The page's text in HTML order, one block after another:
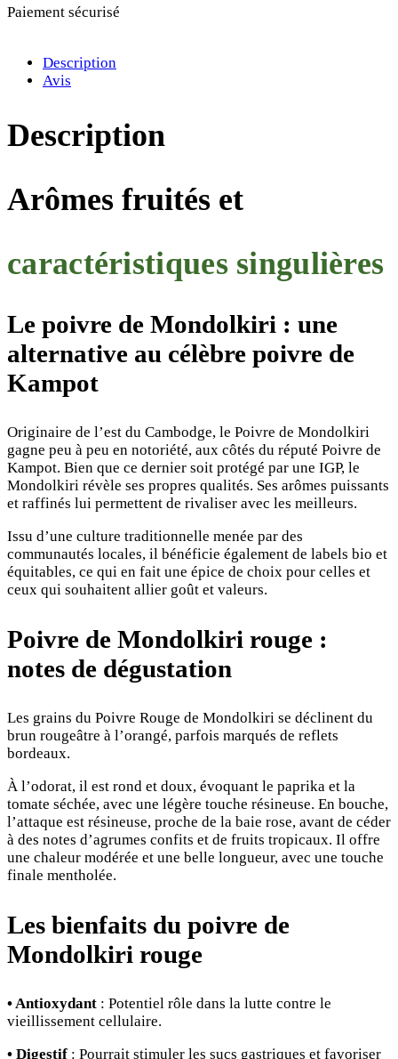
Paiement sécurisé
Description
Avis
Description
Arômes fruités et
caractéristiques singulières
Le poivre de Mondolkiri : une
alternative au célèbre poivre de
Kampot
Originaire de l’est du Cambodge, le Poivre de Mondolkiri
gagne peu à peu en notoriété, aux côtés du réputé Poivre de
Kampot. Bien que ce dernier soit protégé par une IGP, le
Mondolkiri révèle ses propres qualités. Ses arômes puissants
et raffinés lui permettent de rivaliser avec les meilleurs.
Issu d’une culture traditionnelle menée par des
communautés locales, il bénéficie également de labels bio et
équitables, ce qui en fait une épice de choix pour celles et
ceux qui souhaitent allier goût et valeurs.
Poivre de Mondolkiri rouge :
notes de dégustation
Les grains du Poivre Rouge de Mondolkiri se déclinent du
brun rougeâtre à l’orangé, parfois marqués de reflets
bordeaux.
À l’odorat, il est rond et doux, évoquant le paprika et la
tomate séchée, avec une légère touche résineuse. En bouche,
l’attaque est résineuse, proche de la baie rose, avant de céder
à des notes d’agrumes confits et de fruits tropicaux. Il offre
une chaleur modérée et une belle longueur, avec une touche
finale mentholée.
Les bienfaits du poivre de
Mondolkiri rouge
• Antioxydant : Potentiel rôle dans la lutte contre le
vieillissement cellulaire.
• Digestif : Pourrait stimuler les sucs gastriques et favoriser